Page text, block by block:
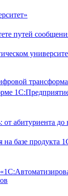
путей
от абитуриента
на базе